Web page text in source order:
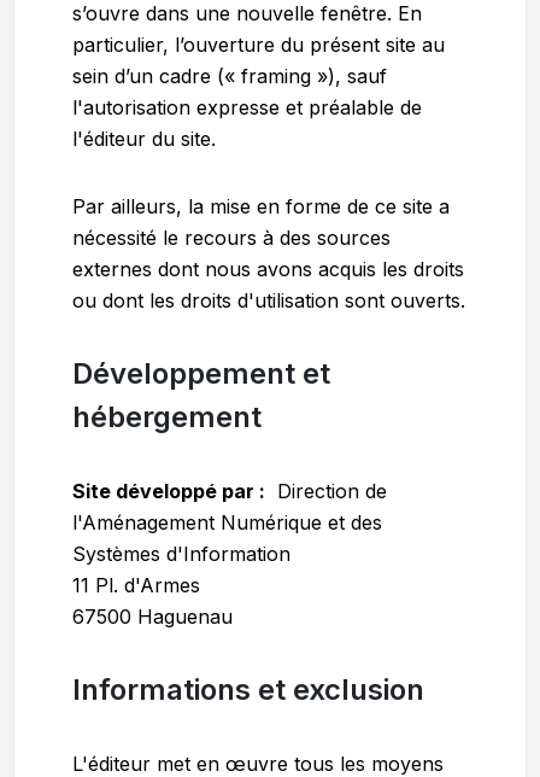
s’ouvre dans une nouvelle fenêtre. En
particulier, l’ouverture du présent site au
sein d’un cadre (« framing »), sauf
l'autorisation expresse et préalable de
l'éditeur du site.
Par ailleurs, la mise en forme de ce site a
nécessité le recours à des sources
externes dont nous avons acquis les droits
ou dont les droits d'utilisation sont ouverts.
Développement et
hébergement
Site développé par : Direction de
l'Aménagement Numérique et des
Systèmes d'Information
11 Pl. d'Armes
67500 Haguenau
Informations et exclusion
L'éditeur met en œuvre tous les moyens